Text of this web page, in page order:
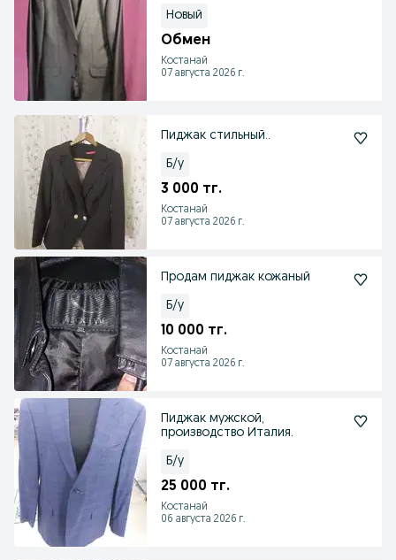
Новый
Обмен
Костанай
07 августа 2026 г.
Пиджак стильный..
Б/у
3 000 тг.
Костанай
07 августа 2026 г.
Продам пиджак кожаный
Б/у
10 000 тг.
Костанай
07 августа 2026 г.
Пиджак мужской,
производство Италия.
Б/у
25 000 тг.
Костанай
06 августа 2026 г.